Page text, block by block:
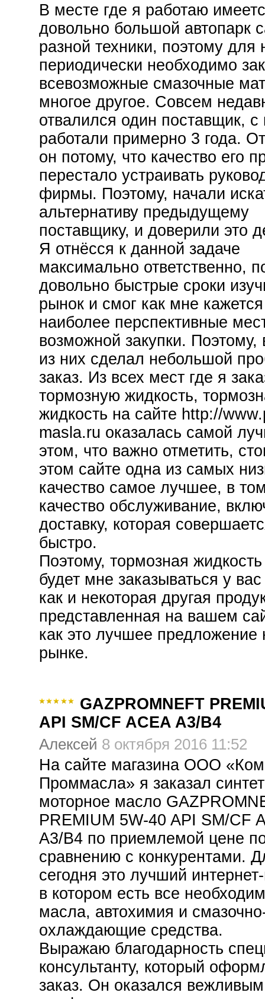
В месте где я работаю
довольно большой автопарк
разной техники, поэтому для
периодически необходимо
всевозможные смазочные
многое другое. Совсем
отвалился один поставщик, с
работали примерно 3 года.
он потому, что качество его
перестало устраивать
фирмы. Поэтому, начали
альтернативу предыдущему
поставщику, и доверили это
Я отнёсся к данной задаче
максимально ответственно,
довольно быстрые сроки
рынок и смог как мне
наиболее перспективные
возможной закупки.
из них сделал небольшой
заказ. Из всех мест где я
тормозную жидкость,
жидкость на сайте http://
masla.ru оказалась самой
этом, что важно отметить,
этом сайте одна из самых
качество самое лучшее, в
качество обслуживание,
доставку, которая
быстро.
Поэтому, тормозная
будет мне заказываться у
как и некоторая другая
представленная на вашем
как это лучшее предложение
рынке.
GAZPROMNEFT
API SM/CF ACEA A3/B4
Алексей 8 октября 2016 11:52
На сайте магазина ООО
Проммасла» я заказал
моторное масло
PREMIUM 5W-40 API SM/CF
A3/B4 по приемлемой цене
сравнению с конкурентами.
сегодня это лучший
в котором есть все
масла, автохимия и
охлаждающие средства.
Выражаю благодарность
консультанту, который
заказ. Он оказался